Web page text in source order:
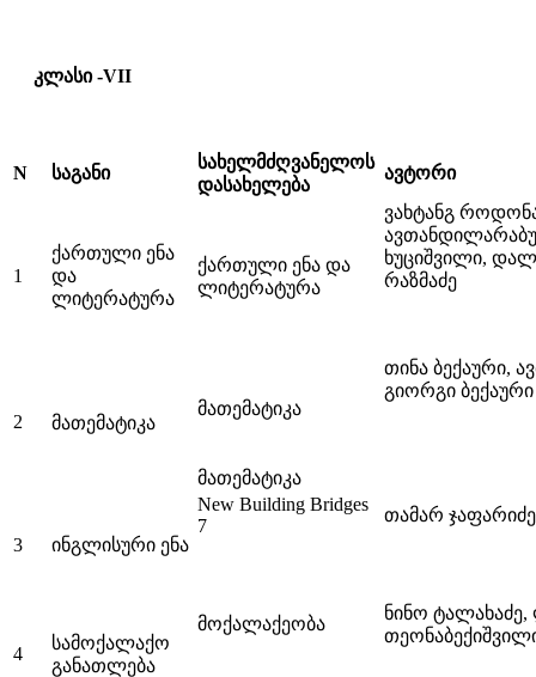
კლასი -VII
N საგანი
სახელმძღვანელოს
დასახელება
ავტორი
1
ქართული ენა
და
ლიტერატურა
ქართული ენა და
ლიტერატურა
ვახტანგ
ხუციშვილი,
რაზმაძე
2 მათემატიკა
მათემატიკა
თინა ბექაური,
გიორგი ბექაური
მათემატიკა
3 ინგლისური ენა
New Building Bridges
7
თამარ ჯაფარიძე
4
სამოქალაქო
განათლება
მოქალაქეობა
ნინო